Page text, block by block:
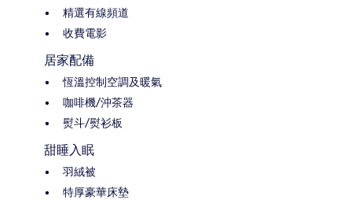
精選有線頻道
收費電影
居家配備
恆溫控制空調及暖氣
咖啡機/沖茶器
熨斗/熨衫板
甜睡入眠
羽絨被
特厚豪華床墊